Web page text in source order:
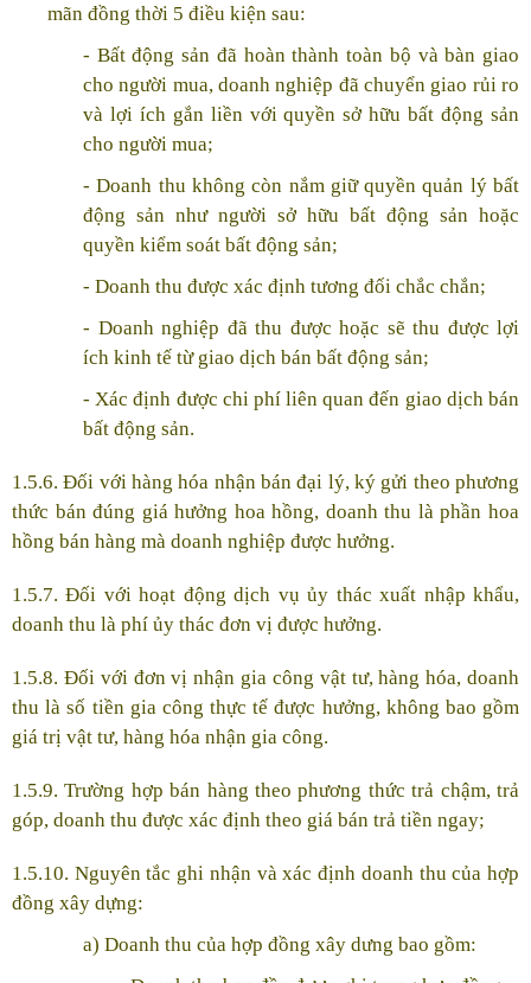
mãn đồng thời 5 điều kiện sau:
- Bất động sản đã hoàn thành toàn bộ và bàn giao
cho người mua, doanh nghiệp đã chuyển giao rủi ro
và lợi ích gắn liền với quyền sở hữu bất động sản
cho người mua;
- Doanh thu không còn nắm giữ quyền quản lý bất
động sản như người sở hữu bất động sản hoặc
quyền kiểm soát bất động sản;
- Doanh thu được xác định tương đối chắc chắn;
- Doanh nghiệp đã thu được hoặc sẽ thu được lợi
ích kinh tế từ giao dịch bán bất động sản;
- Xác định được chi phí liên quan đến giao dịch bán
bất động sản.
1.5.6. Đối với hàng hóa nhận bán đại lý, ký gửi theo phương
thức bán đúng giá hưởng hoa hồng, doanh thu là phần hoa
hồng bán hàng mà doanh nghiệp được hưởng.
1.5.7. Đối với hoạt động dịch vụ ủy thác xuất nhập khẩu,
doanh thu là phí ủy thác đơn vị được hưởng.
1.5.8. Đối với đơn vị nhận gia công vật tư, hàng hóa, doanh
thu là số tiền gia công thực tế được hưởng, không bao gồm
giá trị vật tư, hàng hóa nhận gia công.
1.5.9. Trường hợp bán hàng theo phương thức trả chậm, trả
góp, doanh thu được xác định theo giá bán trả tiền ngay;
1.5.10. Nguyên tắc ghi nhận và xác định doanh thu của hợp
đồng xây dựng:
a) Doanh thu của hợp đồng xây dưng bao gồm: